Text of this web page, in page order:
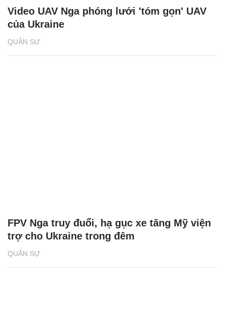
QUÂN SỰ
Video UAV Nga phóng lưới 'tóm gọn' UAV
của Ukraine
QUÂN SỰ
FPV Nga truy đuổi, hạ gục xe tăng Mỹ viện
trợ cho Ukraine trong đêm